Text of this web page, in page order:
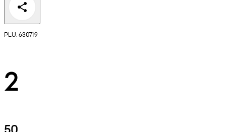
PLU: 630719
2
50